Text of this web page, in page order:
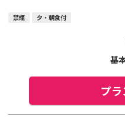
禁煙 夕・朝食付
基
プ